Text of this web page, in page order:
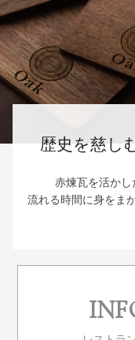
歴史を慈し
赤煉瓦を活かし
流れる時間に身をま